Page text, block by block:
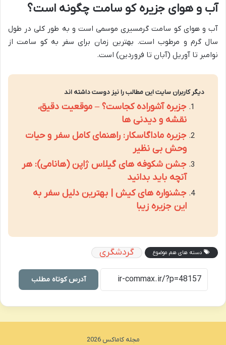
آب و هوای جزیره کو سامت چگونه است؟
آب و هوای کو سامت گرمسیری موسمی است و به طور کلی در طول
سال گرم و مرطوب است. بهترین زمان برای سفر به کو سامت از
نوامبر تا آوریل (آبان تا فروردین) است.
دیگر کاربران سایت این مطالب را نیز دوست داشته اند
جزیره آشوراده کجاست؟ – موقعیت دقیق،
نقشه و دیدنی ها
جزیره ماداگاسکار: راهنمای کامل سفر و حیات
وحش بی نظیر
جشن شکوفه های گیلاس ژاپن (هانامی): هر
آنچه باید بدانید
جشنواره های کیش | بهترین دلیل سفر به
این جزیره زیبا
دسته های هم موضوع گردشگری
آدرس کوتاه مطلب
مجله کاماکس 2026